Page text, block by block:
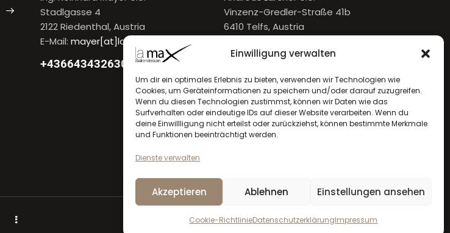
Einwilligung verwalten
Um dir ein optimales Erlebnis zu bieten, verwenden wir Technologien wie
Cookies, um Geräteinformationen zu speichern und/oder darauf zuzugreifen.
Wenn du diesen Technologien zustimmst, können wir Daten wie das
Surfverhalten oder eindeutige IDs auf dieser Website verarbeiten. Wenn du
deine Einwillligung nicht erteilst oder zurückziehst, können bestimmte Merkmale
und Funktionen beeinträchtigt werden.
Dienste verwalten
Akzeptieren Ablehnen Einstellungen ansehen
Cookie-RichtlinieDatenschutzerklärungImpressum
Stadlgasse 4
2122 Riedenthal, Austria
E-Mail: mayer[at]lamax.at
+436643432630
Vinzenz-Gredler-Straße 41b
6410 Telfs, Austria
+436643432632
la max© 2026. Alle Rechte vorbehalten